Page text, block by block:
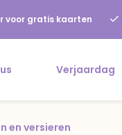
voor gratis kaarten
Verjaardag
en versieren